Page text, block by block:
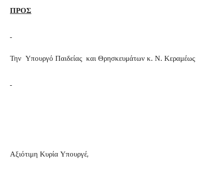
ΠΡΟΣ
Την Υπουργό Παιδείας και Θρησκευμάτων κ. Ν. Κεραμέως
Αξιότιμη Κυρία Υπουργέ,